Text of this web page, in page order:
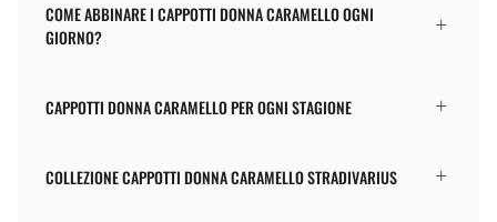
COME ABBINARE I CAPPOTTI DONNA CARAMELLO OGNI
GIORNO?
CAPPOTTI DONNA CARAMELLO PER OGNI STAGIONE
COLLEZIONE CAPPOTTI DONNA CARAMELLO STRADIVARIUS